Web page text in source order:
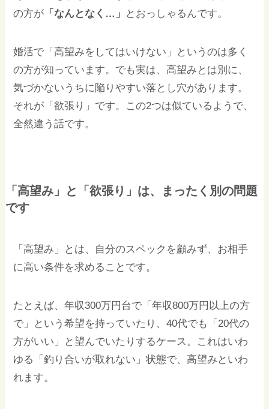
の方が 「なんとなく…」 とおっしゃるんです。
婚活で「高望みをしてはいけない」というのは多く
の方が知っています。でも実は、高望みとは別に、
気づかないうちに陥りやすい落とし穴があります。
それが「欲張り」です。この2つは似ているようで、
全然違う話です。
「高望み」と「欲張り」は、まったく別の問題
です
「高望み」とは、自分のスペックを顧みず、お相手
に高い条件を求めることです。
たとえば、年収300万円台で「年収800万円以上の方
で」という希望を持っていたり、40代でも「20代の
方がいい」と望んでいたりするケース。これはいわ
ゆる「釣り合いが取れない」状態で、高望みといわ
れます。